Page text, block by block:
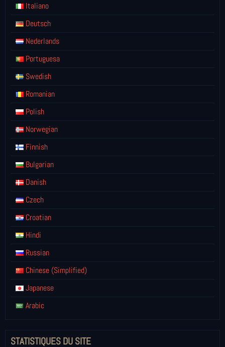
Italiano
Deutsch
Nederlands
Portuguesa
Swedish
Romanian
Polish
Norwegian
Finnish
Bulgarian
Danish
Czech
Croatian
Hindi
Russian
Chinese (Simplified)
Japanese
Arabic
STATISTIQUES DU SITE